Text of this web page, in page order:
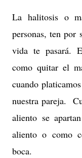
La halitosis o
personas, ten por
vida te pasará.
como quitar el
cuando
nuestra pareja.
aliento se
aliento o como
boca.